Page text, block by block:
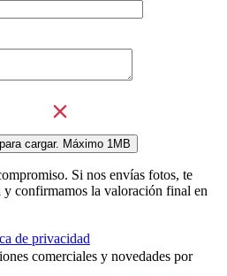
Si nos envías fotos, te
confirmamos la valoración final en
de privacidad
comerciales y novedades por